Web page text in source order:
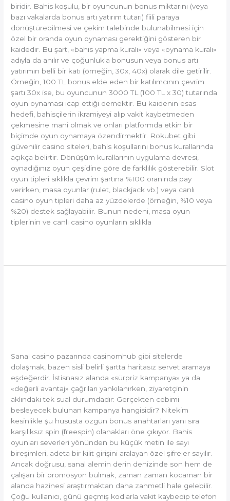
biridir. Bahis koşulu, bir oyuncunun bonus miktarını (veya
bazı vakalarda bonus artı yatırım tutarı) fiili paraya
dönüştürebilmesi ve çekim talebinde bulunabilmesi için
özel bir oranda oyun oynaması gerektiğini gösteren bir
kaidedir. Bu şart, «bahis yapma kuralı» veya «oynama kuralı»
adıyla da anılır ve çoğunlukla bonusun veya bonus artı
yatırımın belli bir katı (örneğin, 30x, 40x) olarak dile getirilir.
Örneğin, 100 TL bonus elde eden bir katılımcının çevrim
şartı 30x ise, bu oyuncunun 3000 TL (100 TL x 30) tutarında
oyun oynaması icap ettiği demektir. Bu kaidenin esas
hedefi, bahisçilerin ikramiyeyi alıp vakit kaybetmeden
çekmesine mani olmak ve onları platformda etkin bir
biçimde oyun oynamaya özendirmektir. Rokubet gibi
güvenilir casino siteleri, bahis koşullarını bonus kurallarında
açıkça belirtir. Dönüşüm kurallarının uygulama devresi,
oynadığınız oyun çeşidine göre de farklılık gösterebilir. Slot
oyun tipleri sıklıkla çevrim şartına %100 oranında pay
verirken, masa oyunlar (rulet, blackjack vb.) veya canlı
casino oyun tipleri daha az yüzdelerde (örneğin, %10 veya
%20) destek sağlayabilir. Bunun nedeni, masa oyun
tiplerinin ve canlı casino oyunların sıklıkla
Sanal casino pazarında casinomhub gibi sitelerde
dolaşmak, bazen sisli belirli şartta haritasız servet aramaya
eşdeğerdir. İstisnasız alanda «sürpriz kampanya» ya da
«değerli avantaj» çağrıları yankılanırken, ziyaretçinin
aklındaki tek sual durumdadır: Gerçekten cebimi
besleyecek bulunan kampanya hangisidir? Nitekim
kesinlikle şu hususta özgün bonus anahtarları yanı sıra
karşılıksız spin (freespin) olanakları öne çıkıyor. Bahis
oyunları severleri yönünden bu küçük metin ile sayı
bireşimleri, adeta bir kilit girişini aralayan özel şifreler sayılır.
Ancak doğrusu, sanal alemin derin denizinde son hem de
çalışan bir promosyon bulmak, zaman zaman kocaman bir
alanda hazinesi araştırmaktan daha zahmetli hale gelebilir.
Çoğu kullanıcı, günü geçmiş kodlarla vakit kaybedip telefon
Kazançlı
Fırsatlar
Nerede
Yakalanır?